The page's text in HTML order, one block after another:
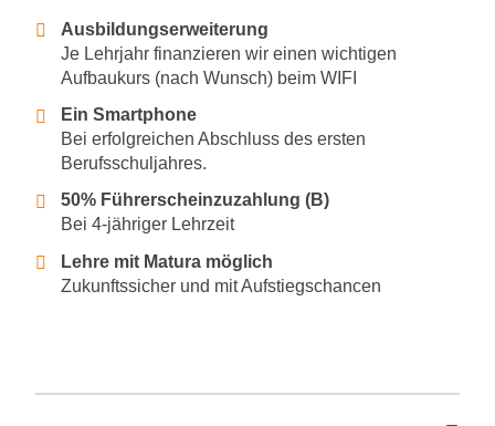
Ausbildungserweiterung
Je Lehrjahr finanzieren wir einen wichtigen
Aufbaukurs (nach Wunsch) beim WIFI
Ein Smartphone
Bei erfolgreichen Abschluss des ersten
Berufsschuljahres.
50% Führerscheinzuzahlung (B)
Bei 4-jähriger Lehrzeit
Lehre mit Matura möglich
Zukunftssicher und mit Aufstiegschancen